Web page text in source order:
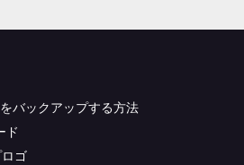
バックアップする方法
ド
ゴ